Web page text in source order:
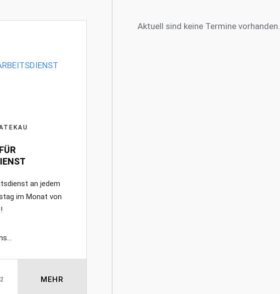
an jedem
im Monat von
MEHR
Aktuell sind keine Termine vorhanden.